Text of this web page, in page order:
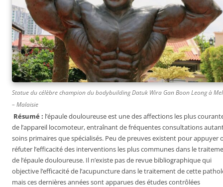
Statue du célèbre champion du bodybuilding Datuk Wira Gan Boon Leong à
– Malaisie
Résumé : l’épaule douloureuse est une des affections les plus
de l’appareil locomoteur, entraînant de fréquentes consultations
soins primaires que spécialisés. Peu de preuves existent pour appuyer
réfuter l’efficacité des interventions les plus communes dans le
de l’épaule douloureuse. Il n’existe pas de revue bibliographique qui
objective l’efficacité de l’acupuncture dans le traitement de cette
mais ces dernières années sont apparues des études contrôlées